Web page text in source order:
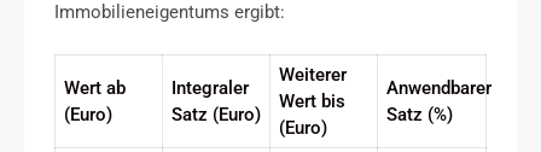
Immobilieneigentums ergibt:
Wert ab
(Euro)
Integraler
Satz (Euro)
Weiterer
Wert bis
(Euro)
Anwendbarer
Satz (%)